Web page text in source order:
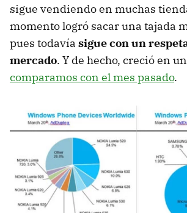
sigue vendiendo en muchas
momento logró sacar una tajada
pues todavía sigue con un
mercado. Y de hecho, creció en
comparamos con el mes pasado.